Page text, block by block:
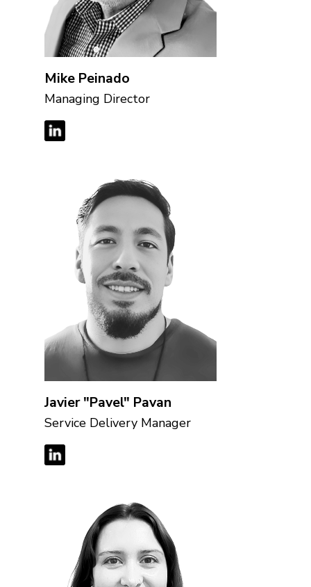
Mike Peinado
Managing Director
Javier "Pavel" Pavan
Service Delivery Manager